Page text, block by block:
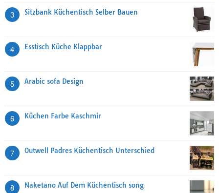
3 Sitzbank Küchentisch Selber Bauen
4 Esstisch Küche Klappbar
5 Arabic sofa Design
6 Küchen Farbe Kaschmir
7 Outwell Padres Küchentisch Unterschied
8 Naketano Auf Dem Küchentisch song